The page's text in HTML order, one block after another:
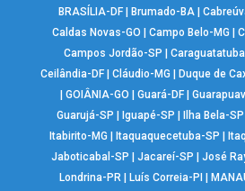
BRASÍLIA-DF| Brumado-BA|
Caldas Novas-GO
|Campo Belo-MG |
Campos Jordão-SP
Ceilândia-DF| Cláudio-MG Duque de
GOIÂNIA-GO Guará-DF|
Guarujá-SP
Iguapé-SP Ilha Bela-SP
Itabirito-MG
Itaquaquecetuba-SP
Jaboticabal-SP
Jacareí-SP José
Londrina-PR| Luís Correia-PI